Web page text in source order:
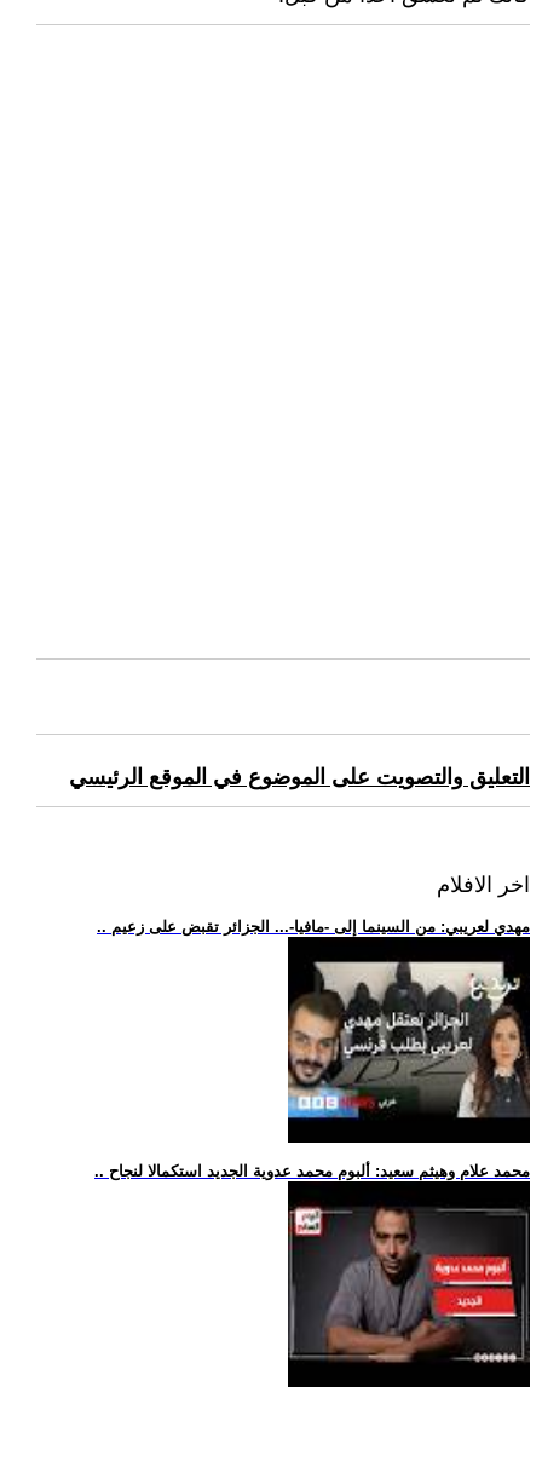
التعليق والتصويت على الموضوع في الموقع الرئيسي
اخر الافلام
.. مهدي لعريبي: من السينما إلى -مافيا-... الجزائر تقبض على زعيم
.. محمد علام وهيثم سعيد: ألبوم محمد عدوية الجديد استكمالا لنجاح